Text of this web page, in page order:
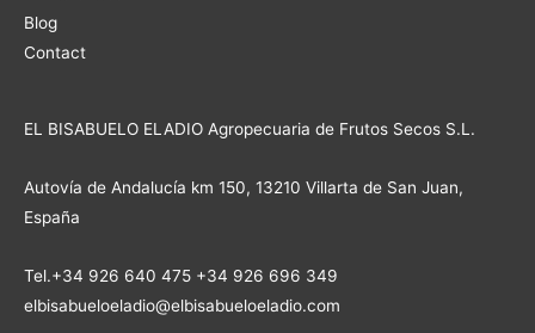
Blog
Contact
EL BISABUELO ELADIO Agropecuaria de Frutos Secos S.L.
Autovía de Andalucía km 150, 13210 Villarta de San Juan,
España
Tel.+34 926 640 475 +34 926 696 349
elbisabueloeladio@elbisabueloeladio.com